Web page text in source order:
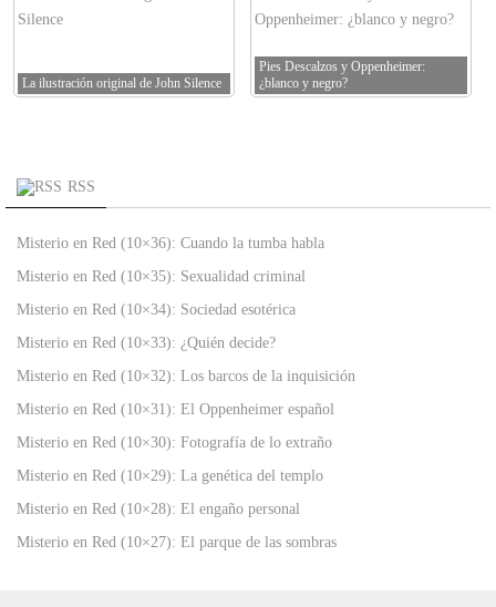
La ilustración original de John Silence
Pies Descalzos y Oppenheimer:
¿blanco y negro?
RSS
Misterio en Red (10×36): Cuando la tumba habla
Misterio en Red (10×35): Sexualidad criminal
Misterio en Red (10×34): Sociedad esotérica
Misterio en Red (10×33): ¿Quién decide?
Misterio en Red (10×32): Los barcos de la inquisición
Misterio en Red (10×31): El Oppenheimer español
Misterio en Red (10×30): Fotografía de lo extraño
Misterio en Red (10×29): La genética del templo
Misterio en Red (10×28): El engaño personal
Misterio en Red (10×27): El parque de las sombras